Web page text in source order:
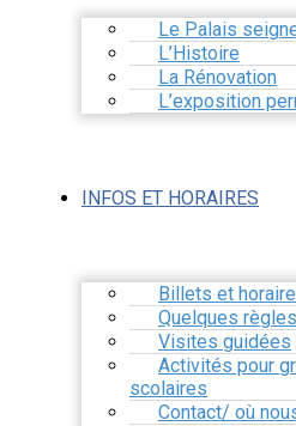
Le Palais
L’Histoire
La Rénovation
L’exposition
INFOS ET HORAIRES
Billets et
Quelques
Visites guidées
Activités pour
scolaires
Contact/ où